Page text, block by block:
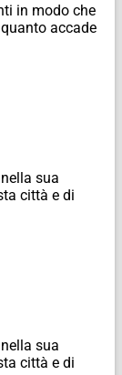
in modo che
accade
sua
città e di
sua
città e di